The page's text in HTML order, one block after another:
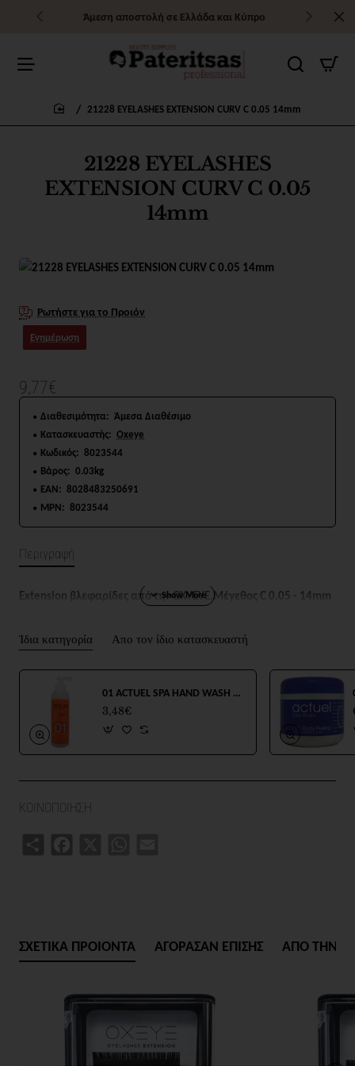
Άμεση αποστολή σε Ελλάδα και Κύπρο
21228 EYELASHES
EXTENSION CURV C 0.05
14mm
21228 EYELASHES EXTENSION CURV C 0.05 14mm
Ρωτήστε για το Προιόν
Ενημέρωση
9,77€
Διαθεσιμότητα: Άμεσα Διαθέσιμο
Κατασκευαστής: Oxeye
Κωδικός: 8023544
Βάρος: 0.03kg
EAN: 8028483250691
MPN: 8023544
Περιγραφή
Extension βλεφαρίδες από την OXYΕΥΕ. Μέγεθος C 0.05 - 14mm
Ίδια κατηγορία Απο τον ίδιο κατασκευαστή
01 ACTUEL SPA HAND WASH 250ml
3,48€
ΚΟΙΝΟΠΟΙΗΣΗ
ΣΧΕΤΙΚΑ ΠΡΟΙΟΝΤΑ ΑΓΟΡΑΣΑΝ ΕΠΙΣΗΣ ΑΠΟ ΤΗΝ